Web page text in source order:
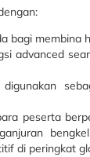
bagi membina
advanced
peserta
di peringkat